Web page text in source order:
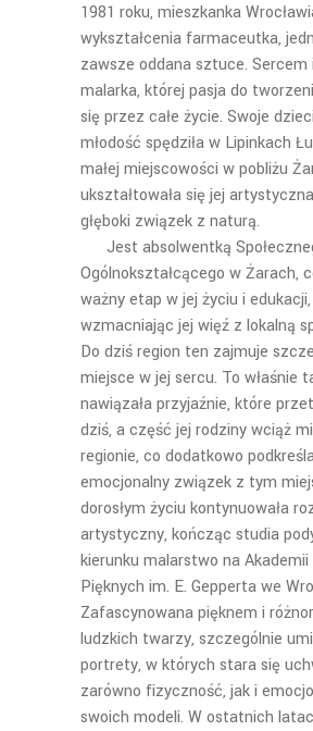
1981 roku, mieszkanka
wykształcenia farmaceutka,
zawsze oddana sztuce. Sercem
malarka, której pasja do
się przez całe życie. Swoje
młodość spędziła w Lipinkach
małej miejscowości w pobliżu
ukształtowała się jej
głęboki związek z naturą.
Jest absolwentką
Ogólnokształcącego w Żarach,
ważny etap w jej życiu i edukacji,
wzmacniając jej więź z lokalną
Do dziś region ten zajmuje
miejsce w jej sercu. To właśnie
nawiązała przyjaźnie, które
dziś, a część jej rodziny wciąż
regionie, co dodatkowo
emocjonalny związek z tym
dorosłym życiu kontynuowała
artystyczny, kończąc studia
kierunku malarstwo na
Pięknych im. E. Gepperta we
Zafascynowana pięknem i
ludzkich twarzy, szczególnie
portrety, w których stara się
zarówno fizyczność, jak i
swoich modeli. W ostatnich